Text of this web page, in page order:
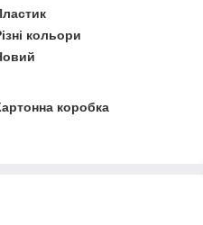
кольори
коробка